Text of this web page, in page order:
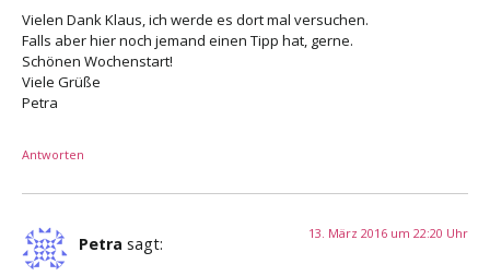
Vielen Dank Klaus, ich werde es dort mal versuchen.
Falls aber hier noch jemand einen Tipp hat, gerne.
Schönen Wochenstart!
Viele Grüße
Petra
Antworten
Petra sagt:
13. März 2016 um 22:20 Uhr